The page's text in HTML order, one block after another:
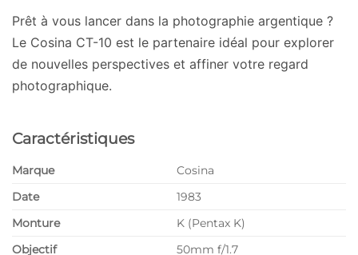
Prêt à vous lancer dans la photographie argentique ?
Le Cosina CT-10 est le partenaire idéal pour explorer
de nouvelles perspectives et affiner votre regard
photographique.
Caractéristiques
Marque
Cosina
Date
1983
Monture
K (Pentax K)
Objectif
50mm f/1.7